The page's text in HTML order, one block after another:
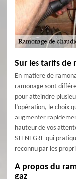
Sur les tarifs de
En matière de
ramonage sont
pour atteindre
l’opération, le choix
augmenter
hauteur de vos
STENEGRE qui
reconnu par les
A propos du
gaz